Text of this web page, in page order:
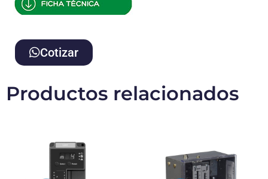
Cotizar
Productos relacionados